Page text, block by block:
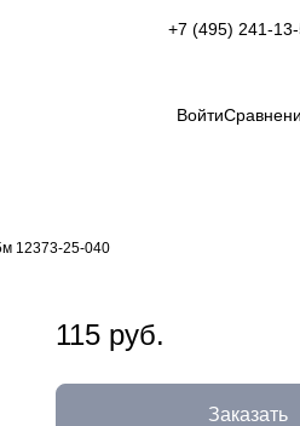
+7 (495) 241-
Войти
12373-25-040
115 руб.
Заказать